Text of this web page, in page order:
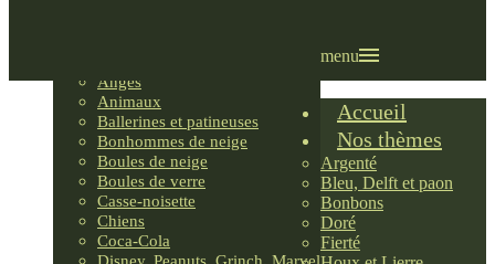
Anges
Animaux
Ballerines et patineuses
Bonhommes de neige
Boules de neige
Boules de verre
Casse-noisette
Chiens
Coca-Cola
menu
Accueil
Nos thèmes
Argenté
Bleu, Delft et paon
Bonbons
Doré
Fierté